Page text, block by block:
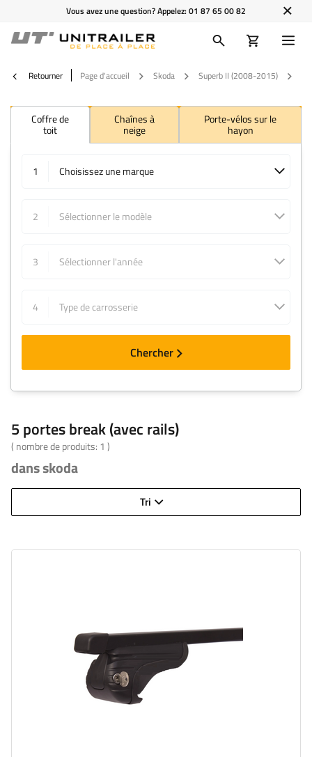
Vous avez une question? Appelez:01 87 65 00 82
Retourner Page d'accueil Skoda Superb II (2008-2015)
Coffre de
toit
Chaînes à
neige
Porte-vélos sur le
hayon
1 Choisissez une marque
2 Sélectionner le modèle
3 Sélectionner l'année
4 Type de carrosserie
Chercher
5 portes break (avec rails)
( nombre de produits: 1 )
dans skoda
Tri